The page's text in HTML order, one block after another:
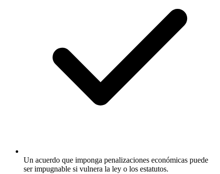
Un acuerdo que imponga penalizaciones económicas puede
ser impugnable si vulnera la ley o los estatutos.